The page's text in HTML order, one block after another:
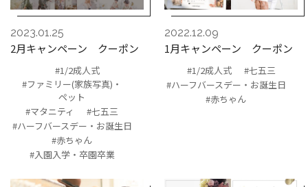
2023.01.25
2月キャンペーン クーポン
#1/2成人式
#ファミリー(家族写真)・
ペット
#マタニティ
#七五三
#ハーフバースデー・お誕生日
#赤ちゃん
#入園入学・卒園卒業
2022.12.09
1月キャンペーン クーポン
#1/2成人式
#七五三
#ハーフバースデー・お誕生日
#赤ちゃん